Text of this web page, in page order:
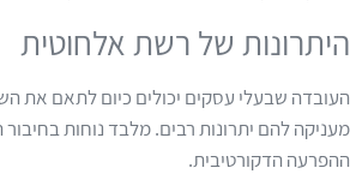
היתרונות של רשת אלחוטית
העובדה שבעלי עסקים יכולים כיום לתאם את
מעניקה להם יתרונות רבים. מלבד נוחות
ההפרעה הדקורטיבית.